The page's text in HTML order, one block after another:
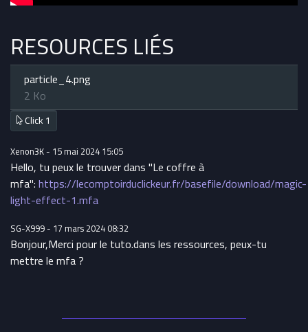
RESOURCES LIÉS
particle_4.png
2 Ko
Click1
Xenon3K - 15 mai 2024 15:05
Hello, tu peux le trouver dans "Le coffre à
mfa":https://lecomptoirduclickeur.fr/basefile/download/magic-
light-effect-1.mfa
SG-X999 - 17 mars 2024 08:32
Bonjour,Merci pour le tuto.dans les ressources, peux-tu
mettre le mfa ?